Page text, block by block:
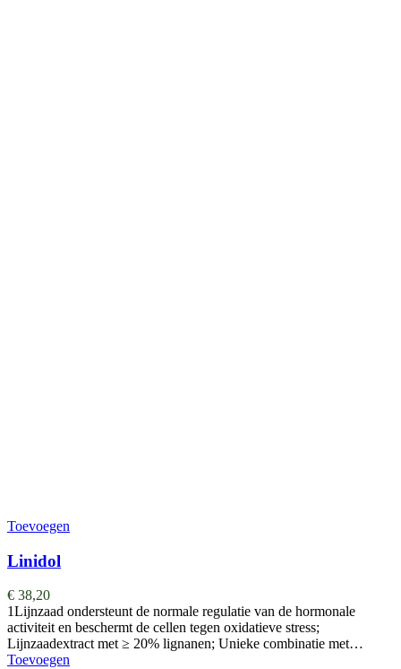
Toevoegen
Linidol
€ 38,20
1Lijnzaad ondersteunt de normale regulatie van de hormonale
activiteit en beschermt de cellen tegen oxidatieve stress;
Lijnzaadextract met ≥ 20% lignanen; Unieke combinatie met…
Toevoegen